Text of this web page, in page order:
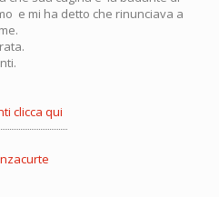
e mi ha detto che rinunciava a
clicca qui